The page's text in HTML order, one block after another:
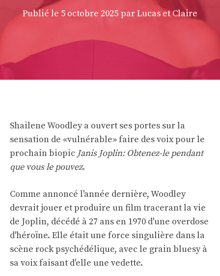
Publié le 5 octobre 2025 par Lucas et Claire
Shailene Woodley a ouvert ses portes sur la
sensation de «vulnérable» faire des voix pour le
prochain biopic Janis Joplin: Obtenez-le pendant
que vous le pouvez.
Comme annoncé l'année dernière, Woodley
devrait jouer et produire un film tracerant la vie
de Joplin, décédé à 27 ans en 1970 d'une overdose
d'héroïne. Elle était une force singulière dans la
scène rock psychédélique, avec le grain bluesy à
sa voix faisant d'elle une vedette.